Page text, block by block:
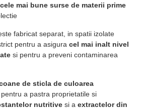
mai bune surse de materii prime
fabricat separat, in spatii izolate
pentru a asigura cel mai inalt nivel
si pentru a preveni contaminarea
de sticla de culoarea
, pentru a pastra proprietatile si
nutritive si a extractelor din